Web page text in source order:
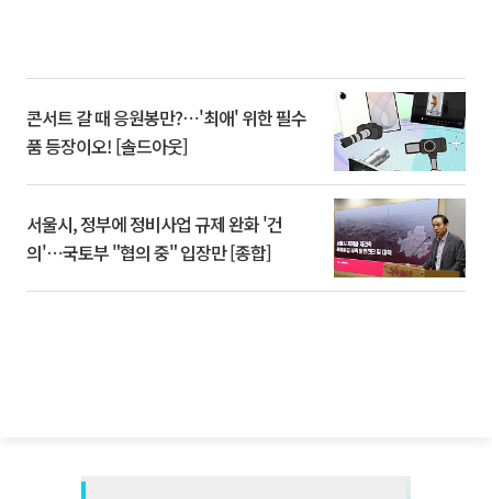
콘서트 갈 때 응원봉만?⋯'최애' 위한 필수
품 등장이오! [솔드아웃]
서울시, 정부에 정비사업 규제 완화 '건
의'⋯국토부 "협의 중" 입장만 [종합]